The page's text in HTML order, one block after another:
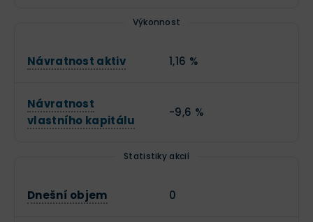
Výkonnost
Návratnost aktiv 1,16 %
Návratnost
vlastního kapitálu
-9,6 %
Statistiky akcií
Dnešní objem 0